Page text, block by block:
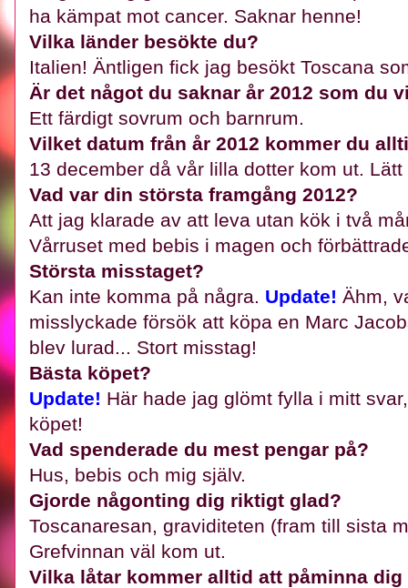
ha kämpat mot cancer. Saknar henne!
Vilka länder besökte du?
Italien! Äntligen fick jag besökt Toscana
Är det något du saknar år 2012 som du
Ett färdigt sovrum och barnrum.
Vilket datum från år 2012 kommer du
13 december då vår lilla dotter kom ut.
Vad var din största framgång 2012?
Att jag klarade av att leva utan kök i två
Vårruset med bebis i magen och
Största misstaget?
Kan inte komma på några. Update! Ähm,
misslyckade försök att köpa en Marc
blev lurad... Stort misstag!
Bästa köpet?
Update! Här hade jag glömt fylla i mitt
köpet!
Vad spenderade du mest pengar på?
Hus, bebis och mig själv.
Gjorde någonting dig riktigt glad?
Toscanaresan, graviditeten (fram till sista
Grefvinnan väl kom ut.
Vilka låtar kommer alltid att påminna dig